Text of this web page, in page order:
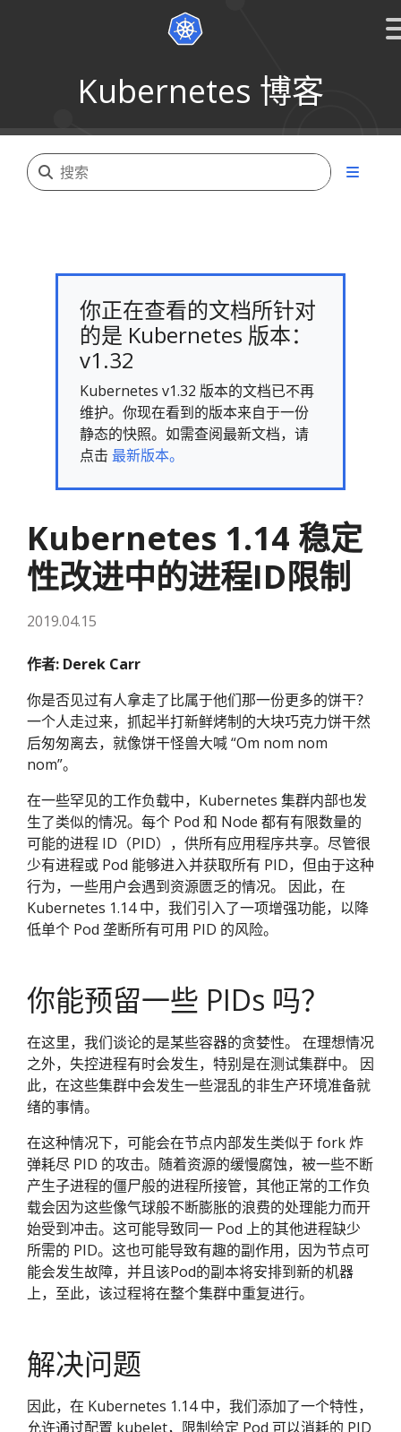
Kubernetes 博客
你正在查看的文档所针对
的是 Kubernetes 版本：
v1.32
Kubernetes v1.32 版本的文档已不再
维护。你现在看到的版本来自于一份
静态的快照。如需查阅最新文档，请
点击 最新版本。
Kubernetes 1.14 稳定
性改进中的进程ID限制
2019.04.15
作者: Derek Carr
你是否见过有人拿走了比属于他们那一份更多的饼干？
一个人走过来，抓起半打新鲜烤制的大块巧克力饼干然
后匆匆离去，就像饼干怪兽大喊 “Om nom nom
nom”。
在一些罕见的工作负载中，Kubernetes 集群内部也发
生了类似的情况。每个 Pod 和 Node 都有有限数量的
可能的进程 ID（PID），供所有应用程序共享。尽管很
少有进程或 Pod 能够进入并获取所有 PID，但由于这种
行为，一些用户会遇到资源匮乏的情况。 因此，在
Kubernetes 1.14 中，我们引入了一项增强功能，以降
低单个 Pod 垄断所有可用 PID 的风险。
你能预留一些 PIDs 吗？
在这里，我们谈论的是某些容器的贪婪性。 在理想情况
之外，失控进程有时会发生，特别是在测试集群中。 因
此，在这些集群中会发生一些混乱的非生产环境准备就
绪的事情。
在这种情况下，可能会在节点内部发生类似于 fork 炸
弹耗尽 PID 的攻击。随着资源的缓慢腐蚀，被一些不断
产生子进程的僵尸般的进程所接管，其他正常的工作负
载会因为这些像气球般不断膨胀的浪费的处理能力而开
始受到冲击。这可能导致同一 Pod 上的其他进程缺少
所需的 PID。这也可能导致有趣的副作用，因为节点可
能会发生故障，并且该Pod的副本将安排到新的机器
上，至此，该过程将在整个集群中重复进行。
解决问题
因此，在 Kubernetes 1.14 中，我们添加了一个特性，
允许通过配置 kubelet，限制给定 Pod 可以消耗的 PID